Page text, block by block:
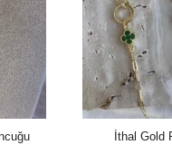
İthal Gold